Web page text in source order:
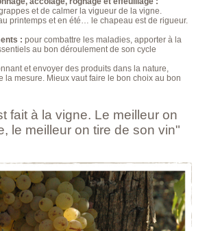
et de calmer la vigueur de la vigne.
printemps et en été… le chapeau est de rigueur.
: pour combattre les maladies, apporter à la
au bon déroulement de son cycle
et envoyer des produits dans la nature,
la mesure. Mieux vaut faire le bon choix au bon
fait à la vigne. Le meilleur on
le meilleur on tire de son vin"